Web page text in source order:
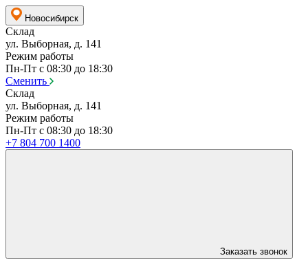
Новосибирск
Склад
ул. Выборная, д. 141
Режим работы
Пн-Пт с 08:30 до 18:30
Сменить
Склад
ул. Выборная, д. 141
Режим работы
Пн-Пт с 08:30 до 18:30
+7 804 700 1400
Заказать звонок